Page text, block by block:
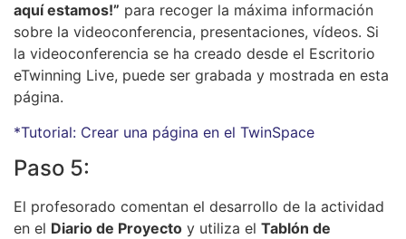
aquí estamos!” para recoger la máxima información
sobre la videoconferencia, presentaciones, vídeos. Si
la videoconferencia se ha creado desde el Escritorio
eTwinning Live, puede ser grabada y mostrada en esta
página.
*Tutorial: Crear una página en el TwinSpace
Paso 5:
El profesorado comentan el desarrollo de la actividad
en el Diario de Proyecto y utiliza el Tablón de